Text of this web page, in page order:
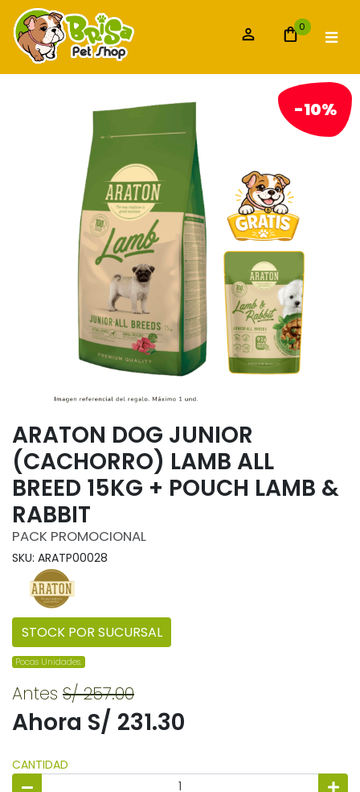
0
-10%
ARATON DOG JUNIOR
(CACHORRO) LAMB ALL
BREED 15KG + POUCH LAMB &
RABBIT
PACK PROMOCIONAL
SKU: ARATP00028
STOCK POR SUCURSAL
Pocas Unidades.
Antes S/ 257.00
Ahora S/ 231.30
CANTIDAD